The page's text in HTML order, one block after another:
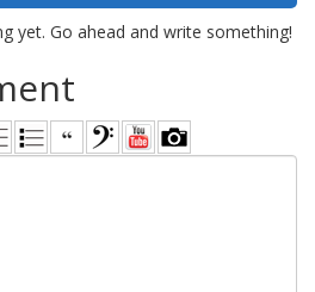
yet. Go ahead and write something!